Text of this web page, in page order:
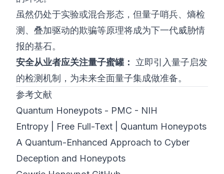
虽然仍处于实验或混合形态，但量子哨兵、熵检
测、叠加驱动的欺骗等原理将成为下一代威胁情
报的基石。
安全从业者应关注量子蜜罐：
立即引入量子启发
的检测机制，为未来全面量子集成做准备。
参考文献
Quantum Honeypots - PMC - NIH
Entropy | Free Full-Text | Quantum Honeypots
A Quantum-Enhanced Approach to Cyber
Deception and Honeypots